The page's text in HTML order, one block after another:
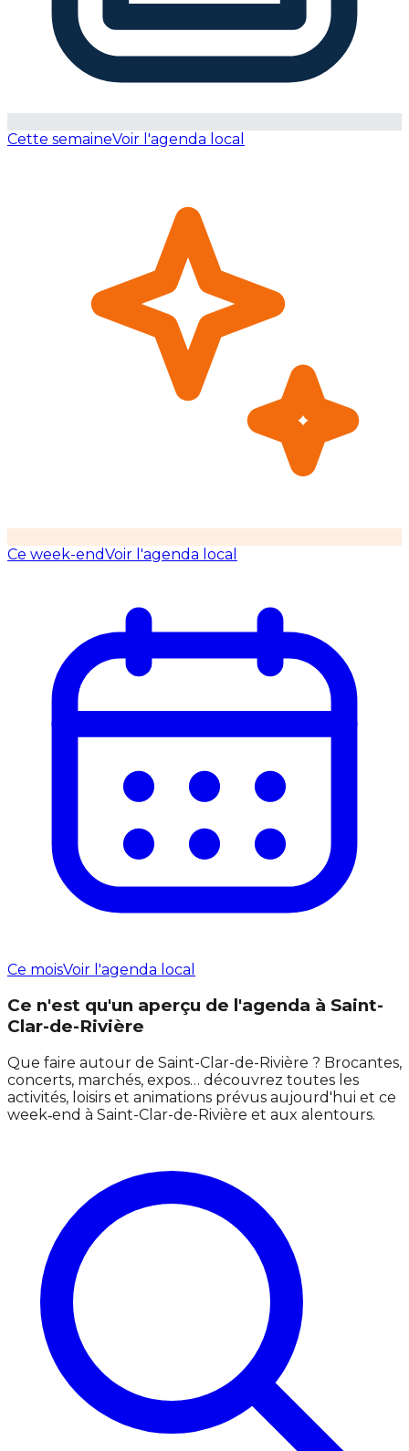
Cette semaineVoir l'agenda local
Ce week-endVoir l'agenda local
Ce moisVoir l'agenda local
Ce n'est qu'un aperçu de l'agenda à Saint-
Clar-de-Rivière
Que faire autour de Saint-Clar-de-Rivière ? Brocantes,
concerts, marchés, expos… découvrez toutes les
activités, loisirs et animations prévus aujourd'hui et ce
week‑end à Saint-Clar-de-Rivière et aux alentours.